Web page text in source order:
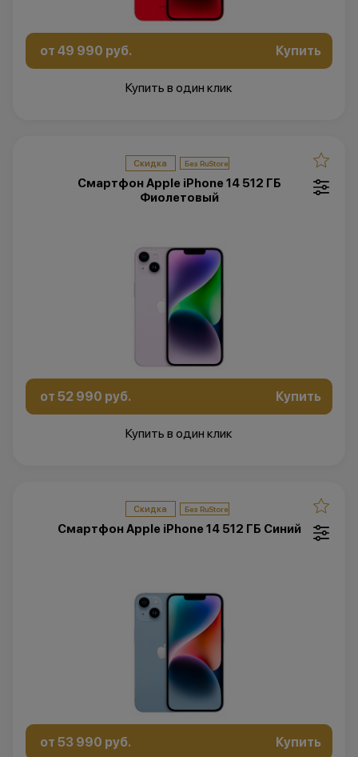
от 49 990 руб. Купить
Купить в один клик
Скидка
Смартфон Apple iPhone 14 512 ГБ
Фиолетовый
от 52 990 руб. Купить
Купить в один клик
Скидка
Смартфон Apple iPhone 14 512 ГБ Синий
от 53 990 руб. Купить